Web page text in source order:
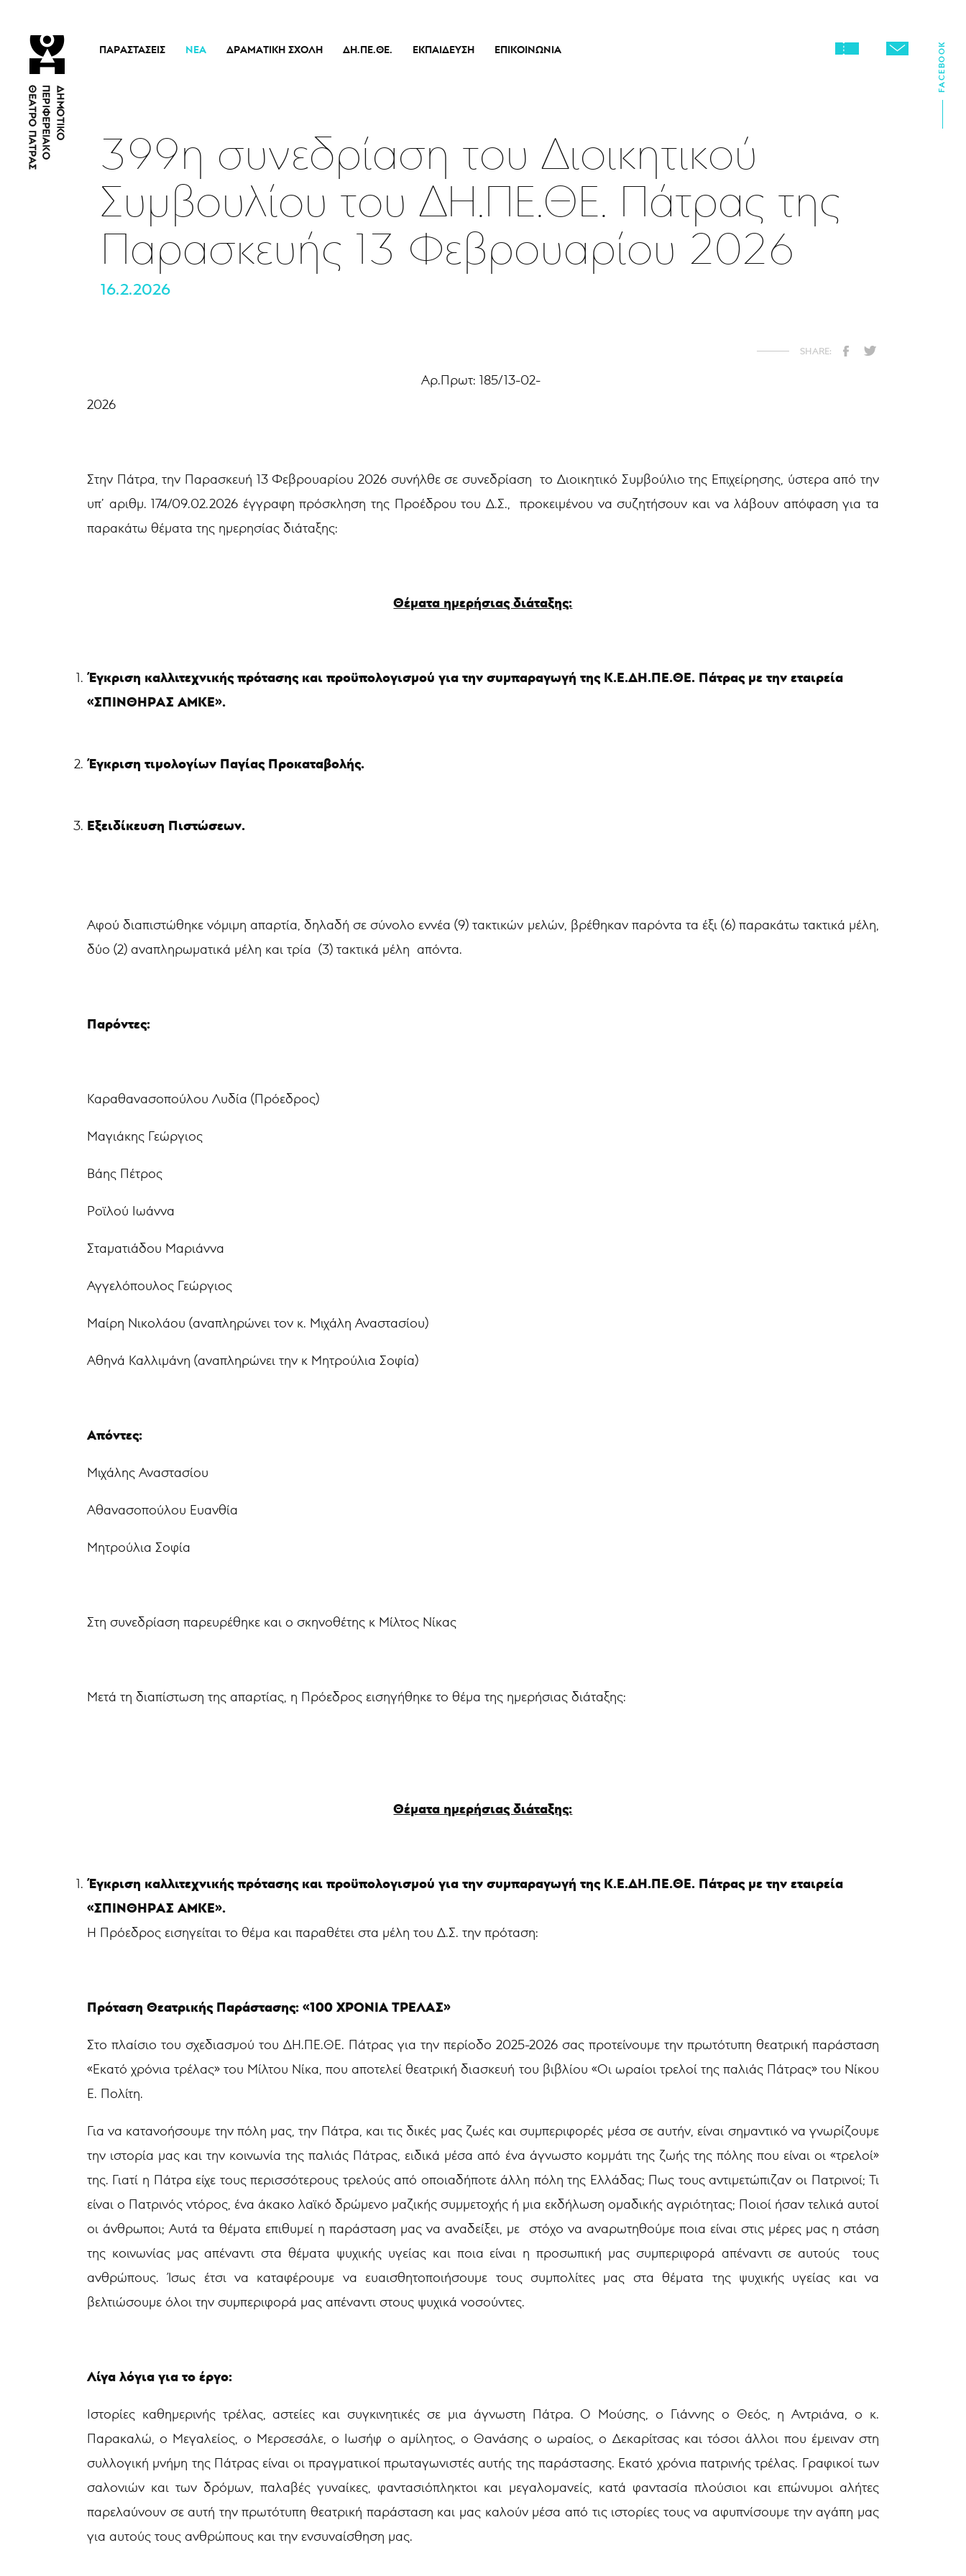
ΠΑΡΑΣΤΆΣΕΙΣ
Εισιτήρια
ΝΈΑ ΔΡΑΜΑΤΙΚΉ ΣΧΟΛΉ
Νέα
ΔΗ.ΠΕ.ΘΕ.
Οικονομικά Στοιχεία
Αποφάσεις Δ.Σ.
Καλλιτεχνικός Διευθυντής
Ποιοί Είμαστε
Μπάρρυ
Απόλλων
ΕΚΠΑΊΔΕΥΣΗ ΕΠΙΚΟΙΝΩΝΊΑ
FACEBOOK
399η συνεδρίαση του Διοικητικού
Συμβουλίου του ΔΗ.ΠΕ.ΘΕ. Πάτρας της
Παρασκευής 13 Φεβρουαρίου 2026
16.2.2026
Αρ.Πρωτ: 185/13-02-
2026
Στην Πάτρα, την Παρασκευή 13 Φεβρουαρίου 2026 συνήλθε σε συνεδρίαση το Διοικητικό Συμβούλιο της Επιχείρησης, ύστερα από την
υπ’ αριθμ. 174/09.02.2026 έγγραφη πρόσκληση της Προέδρου του Δ.Σ., προκειμένου να συζητήσουν και να λάβουν απόφαση για τα
παρακάτω θέματα της ημερησίας διάταξης:
Θέματα ημερήσιας διάταξης:
Έγκριση καλλιτεχνικής πρότασης και προϋπολογισμού για την συμπαραγωγή της Κ.Ε.ΔΗ.ΠΕ.ΘΕ. Πάτρας με την εταιρεία
«ΣΠΙΝΘΗΡΑΣ ΑΜΚΕ».
Έγκριση τιμολογίων Παγίας Προκαταβολής.
Εξειδίκευση Πιστώσεων.
Αφού διαπιστώθηκε νόμιμη απαρτία, δηλαδή σε σύνολο εννέα (9) τακτικών μελών, βρέθηκαν παρόντα τα έξι (6) παρακάτω τακτικά μέλη,
δύο (2) αναπληρωματικά μέλη και τρία (3) τακτικά μέλη απόντα.
Παρόντες:
Καραθανασοπούλου Λυδία (Πρόεδρος)
Μαγιάκης Γεώργιος
Βάης Πέτρος
Ροϊλού Ιωάννα
Σταματιάδου Μαριάννα
Αγγελόπουλος Γεώργιος
Μαίρη Νικολάου (αναπληρώνει τον κ. Μιχάλη Αναστασίου)
Αθηνά Καλλιμάνη (αναπληρώνει την κ Μητρούλια Σοφία)
Απόντες:
Μιχάλης Αναστασίου
Αθανασοπούλου Ευανθία
Μητρούλια Σοφία
Στη συνεδρίαση παρευρέθηκε και ο σκηνοθέτης κ Μίλτος Νίκας
Μετά τη διαπίστωση της απαρτίας, η Πρόεδρος εισηγήθηκε το θέμα της ημερήσιας διάταξης:
Θέματα ημερήσιας διάταξης:
Έγκριση καλλιτεχνικής πρότασης και προϋπολογισμού για την συμπαραγωγή της Κ.Ε.ΔΗ.ΠΕ.ΘΕ. Πάτρας με την εταιρεία
«ΣΠΙΝΘΗΡΑΣ ΑΜΚΕ».
Η Πρόεδρος εισηγείται το θέμα και παραθέτει στα μέλη του Δ.Σ. την πρόταση:
Πρόταση Θεατρικής Παράστασης: «100 ΧΡΟΝΙΑ ΤΡΕΛΑΣ»
Στο πλαίσιο του σχεδιασμού του ΔΗ.ΠΕ.ΘΕ. Πάτρας για την περίοδο 2025-2026 σας προτείνουμε την πρωτότυπη θεατρική παράσταση
«Εκατό χρόνια τρέλας» του Μίλτου Νίκα, που αποτελεί θεατρική διασκευή του βιβλίου «Οι ωραίοι τρελοί της παλιάς Πάτρας» του Νίκου
Ε. Πολίτη.
Για να κατανοήσουμε την πόλη μας, την Πάτρα, και τις δικές μας ζωές και συμπεριφορές μέσα σε αυτήν, είναι σημαντικό να γνωρίζουμε
την ιστορία μας και την κοινωνία της παλιάς Πάτρας, ειδικά μέσα από ένα άγνωστο κομμάτι της ζωής της πόλης που είναι οι «τρελοί»
της. Γιατί η Πάτρα είχε τους περισσότερους τρελούς από οποιαδήποτε άλλη πόλη της Ελλάδας; Πως τους αντιμετώπιζαν οι Πατρινοί; Τι
είναι ο Πατρινός ντόρος, ένα άκακο λαϊκό δρώμενο μαζικής συμμετοχής ή μια εκδήλωση ομαδικής αγριότητας; Ποιοί ήσαν τελικά αυτοί
οι άνθρωποι; Αυτά τα θέματα επιθυμεί η παράσταση μας να αναδείξει, με στόχο να αναρωτηθούμε ποια είναι στις μέρες μας η στάση
της κοινωνίας μας απέναντι στα θέματα ψυχικής υγείας και ποια είναι η προσωπική μας συμπεριφορά απέναντι σε αυτούς τους
ανθρώπους. Ίσως έτσι να καταφέρουμε να ευαισθητοποιήσουμε τους συμπολίτες μας στα θέματα της ψυχικής υγείας και να
βελτιώσουμε όλοι την συμπεριφορά μας απέναντι στους ψυχικά νοσούντες.
Λίγα λόγια για το έργο:
Ιστορίες καθημερινής τρέλας, αστείες και συγκινητικές σε μια άγνωστη Πάτρα. Ο Μούσης, ο Γιάννης ο Θεός, η Αντριάνα, ο κ.
Παρακαλώ, ο Μεγαλείος, ο Μερσεσάλε, ο Ιωσήφ ο αμίλητος, ο Θανάσης ο ωραίος, ο Δεκαρίτσας και τόσοι άλλοι που έμειναν στη
συλλογική μνήμη της Πάτρας είναι οι πραγματικοί πρωταγωνιστές αυτής της παράστασης. Εκατό χρόνια πατρινής τρέλας. Γραφικοί των
σαλονιών και των δρόμων, παλαβές γυναίκες, φαντασιόπληκτοι και μεγαλομανείς, κατά φαντασία πλούσιοι και επώνυμοι αλήτες
παρελαύνουν σε αυτή την πρωτότυπη θεατρική παράσταση και μας καλούν μέσα από τις ιστορίες τους να αφυπνίσουμε την αγάπη μας
για αυτούς τους ανθρώπους και την ενσυναίσθηση μας.